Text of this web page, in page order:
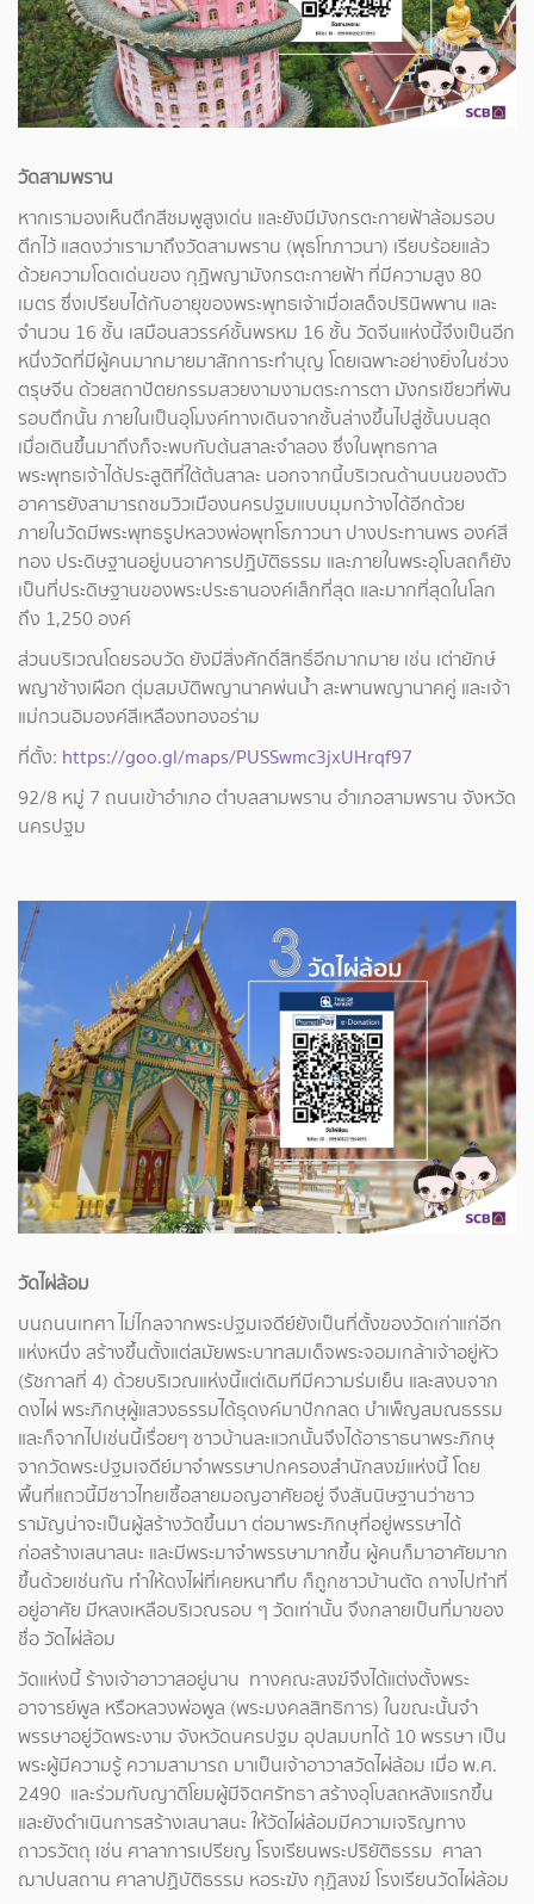
วัดสามพราน
หากเรามองเห็นตึกสีชมพูสูงเด่น และยังมีมังกรตะกายฟ้าล้อมรอบ
ตึกไว้ แสดงว่าเรามาถึงวัดสามพราน (พุธโทภาวนา) เรียบร้อยแล้ว
ด้วยความโดดเด่นของ กุฏิพญามังกรตะกายฟ้า ที่มีความสูง 80
เมตร ซึ่งเปรียบได้กับอายุของพระพุทธเจ้าเมื่อเสด็จปรินิพพาน และ
จำนวน 16 ชั้น เสมือนสวรรค์ชั้นพรหม 16 ชั้น วัดจีนแห่งนี้จึงเป็นอีก
หนึ่งวัดที่มีผู้คนมากมายมาสักการะทำบุญ โดยเฉพาะอย่างยิ่งในช่วง
ตรุษจีน ด้วยสถาปัตยกรรมสวยงามงามตระการตา มังกรเขียวที่พัน
รอบตึกนั้น ภายในเป็นอุโมงค์ทางเดินจากชั้นล่างขึ้นไปสู่ชั้นบนสุด
เมื่อเดินขึ้นมาถึงก็จะพบกับต้นสาละจำลอง ซึ่งในพุทธกาล
พระพุทธเจ้าได้ประสูติที่ใต้ต้นสาละ นอกจากนี้บริเวณด้านบนของตัว
อาคารยังสามารถชมวิวเมืองนครปฐมแบบมุมกว้างได้อีกด้วย
ภายในวัดมีพระพุทธรูปหลวงพ่อพุทโธภาวนา ปางประทานพร องค์สี
ทอง ประดิษฐานอยู่บนอาคารปฏิบัติธรรม และภายในพระอุโบสถก็ยัง
เป็นที่ประดิษฐานของพระประธานองค์เล็กที่สุด และมากที่สุดในโลก
ถึง 1,250 องค์
ส่วนบริเวณโดยรอบวัด ยังมีสิ่งศักดิ์สิทธิ์อีกมากมาย เช่น เต่ายักษ์
พญาช้างเผือก ตุ่มสมบัติพญานาคพ่นน้ำ สะพานพญานาคคู่ และเจ้า
แม่กวนอิมองค์สีเหลืองทองอร่าม
ที่ตั้ง: https://goo.gl/maps/PUSSwmc3jxUHrqf97
92/8 หมู่ 7 ถนนเข้าอำเภอ ตำบลสามพราน อำเภอสามพราน จังหวัด
นครปฐม
วัดไผ่ล้อม
บนถนนเทศา ไม่ไกลจากพระปฐมเจดีย์ยังเป็นที่ตั้งของวัดเก่าแก่อีก
แห่งหนึ่ง สร้างขึ้นตั้งแต่สมัยพระบาทสมเด็จพระจอมเกล้าเจ้าอยู่หัว
(รัชกาลที่ 4) ด้วยบริเวณแห่งนี้แต่เดิมทีมีความร่มเย็น และสงบจาก
ดงไผ่ พระภิกษุผู้แสวงธรรมได้ธุดงค์มาปักกลด บำเพ็ญสมณธรรม
และก็จากไปเช่นนี้เรื่อยๆ ชาวบ้านละแวกนั้นจึงได้อาราธนาพระภิกษุ
จากวัดพระปฐมเจดีย์มาจำพรรษาปกครองสำนักสงฆ์แห่งนี้ โดย
พื้นที่แถวนี้มีชาวไทยเชื้อสายมอญอาศัยอยู่ จึงสันนิษฐานว่าชาว
รามัญน่าจะเป็นผู้สร้างวัดขึ้นมา ต่อมาพระภิกษุที่อยู่พรรษาได้
ก่อสร้างเสนาสนะ และมีพระมาจำพรรษามากขึ้น ผู้คนก็มาอาศัยมาก
ขึ้นด้วยเช่นกัน ทำให้ดงไผ่ที่เคยหนาทึบ ก็ถูกชาวบ้านตัด ถางไปทำที่
อยู่อาศัย มีหลงเหลือบริเวณรอบ ๆ วัดเท่านั้น จึงกลายเป็นที่มาของ
ชื่อ วัดไผ่ล้อม
วัดแห่งนี้ ร้างเจ้าอาวาสอยู่นาน ทางคณะสงฆ์จึงได้แต่งตั้งพระ
อาจารย์พูล หรือหลวงพ่อพูล (พระมงคลสิทธิการ) ในขณะนั้นจำ
พรรษาอยู่วัดพระงาม จังหวัดนครปฐม อุปสมบทได้ 10 พรรษา เป็น
พระผู้มีความรู้ ความสามารถ มาเป็นเจ้าอาวาสวัดไผ่ล้อม เมื่อ พ.ศ.
2490 และร่วมกับญาติโยมผู้มีจิตศรัทธา สร้างอุโบสถหลังแรกขึ้น
และยังดำเนินการสร้างเสนาสนะ ให้วัดไผ่ล้อมมีความเจริญทาง
ถาวรวัตถุ เช่น ศาลาการเปรียญ โรงเรียนพระปริยัติธรรม ศาลา
ฌาปนสถาน ศาลาปฏิบัติธรรม หอระฆัง กุฏิสงฆ์ โรงเรียนวัดไผ่ล้อม